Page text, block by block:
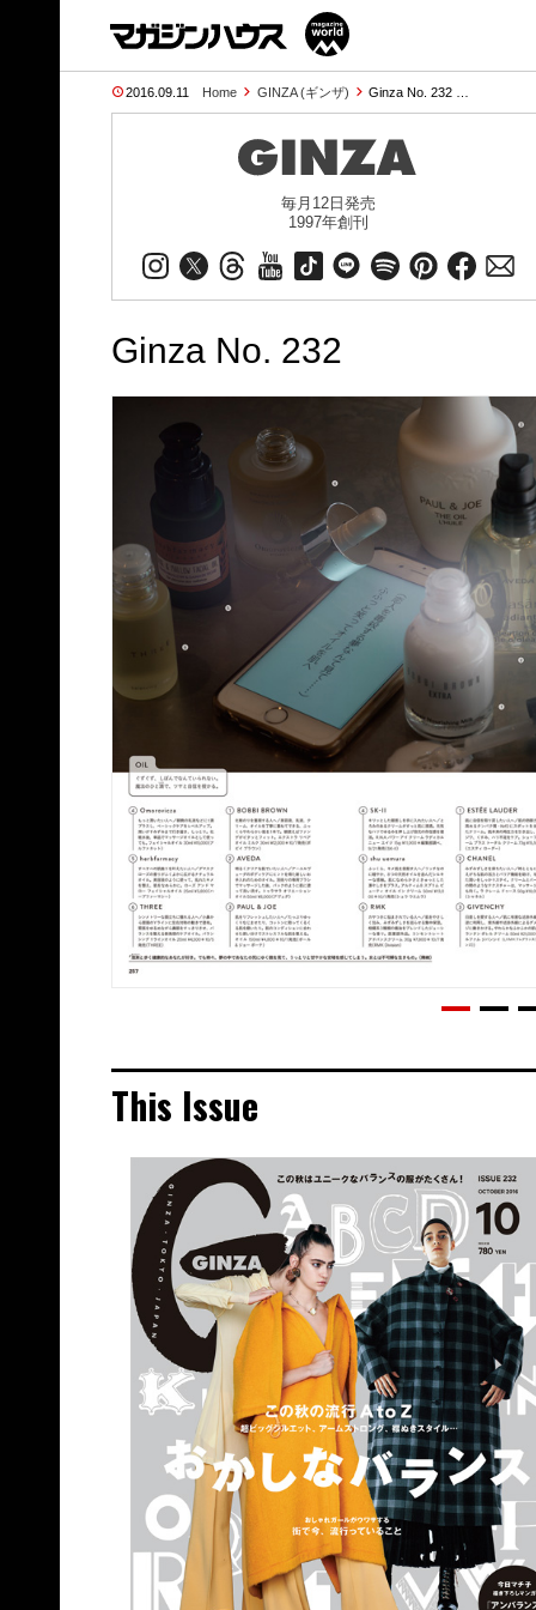
2016.09.11 Home GINZA (ギンザ) Ginza No. 232 …
毎月12日発売
1997年創刊
Ginza No. 232
This Issue